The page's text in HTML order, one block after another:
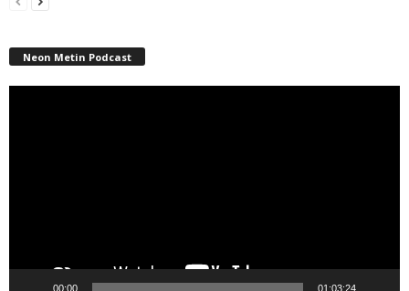
Neon Metin Podcast
00:00 01:03:24